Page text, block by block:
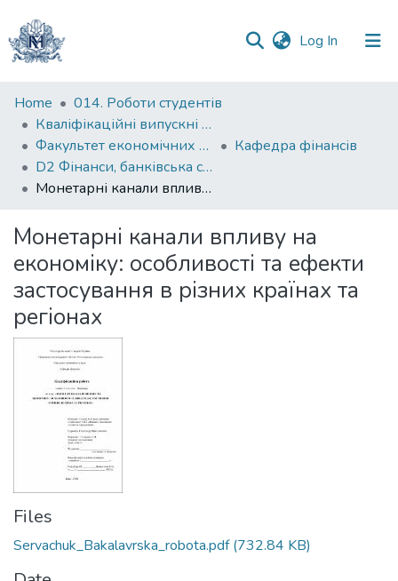
Log In (current)
Communities
&
Collections
All of DSpace
Statistics
Home
014. Роботи студентів
Кваліфікаційні випускні роботи здобувачів вищої освіти бакалаврських програм
Факультет економічних наук
Кафедра фінансів
D2 Фінанси, банківська справа, страхування та фондовий ринок
Монетарні канали впливу на економіку: особливості та ефекти застосування в різних країнах та регіонах
Монетарні канали впливу на
економіку: особливості та ефекти
застосування в різних країнах та
регіонах
Files
Servachuk_Bakalavrska_robota.pdf(732.84 KB)